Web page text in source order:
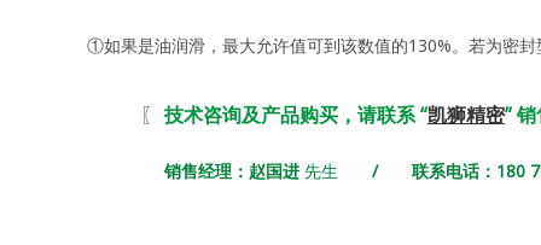
①如果是油润滑，最大允许值可到该数值的130%。若为密
〖 技术咨询及产品购买，请联系 “凯狮精密”
销售经理：赵国进先生 / 联系电话：180